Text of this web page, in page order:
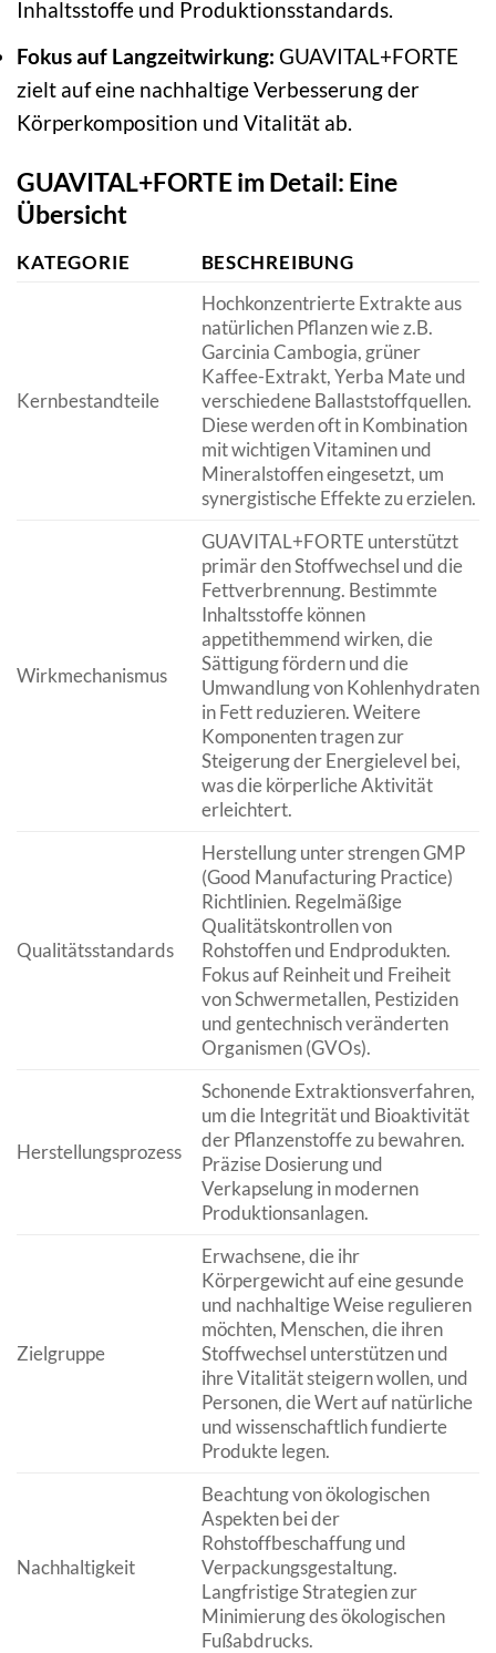
Inhaltsstoffe und Produktionsstandards.
Fokus auf Langzeitwirkung: GUAVITAL+FORTE
zielt auf eine nachhaltige Verbesserung der
Körperkomposition und Vitalität ab.
GUAVITAL+FORTE im Detail: Eine
Übersicht
KATEGORIE BESCHREIBUNG
Kernbestandteile
Hochkonzentrierte Extrakte aus
natürlichen Pflanzen wie z.B.
Garcinia Cambogia, grüner
Kaffee-Extrakt, Yerba Mate und
verschiedene Ballaststoffquellen.
Diese werden oft in Kombination
mit wichtigen Vitaminen und
Mineralstoffen eingesetzt, um
synergistische Effekte zu erzielen.
Wirkmechanismus
GUAVITAL+FORTE unterstützt
primär den Stoffwechsel und die
Fettverbrennung. Bestimmte
Inhaltsstoffe können
appetithemmend wirken, die
Sättigung fördern und die
Umwandlung von Kohlenhydraten
in Fett reduzieren. Weitere
Komponenten tragen zur
Steigerung der Energielevel bei,
was die körperliche Aktivität
erleichtert.
Qualitätsstandards
Herstellung unter strengen GMP
(Good Manufacturing Practice)
Richtlinien. Regelmäßige
Qualitätskontrollen von
Rohstoffen und Endprodukten.
Fokus auf Reinheit und Freiheit
von Schwermetallen, Pestiziden
und gentechnisch veränderten
Organismen (GVOs).
Herstellungsprozess
Schonende Extraktionsverfahren,
um die Integrität und Bioaktivität
der Pflanzenstoffe zu bewahren.
Präzise Dosierung und
Verkapselung in modernen
Produktionsanlagen.
Zielgruppe
Erwachsene, die ihr
Körpergewicht auf eine gesunde
und nachhaltige Weise regulieren
möchten, Menschen, die ihren
Stoffwechsel unterstützen und
ihre Vitalität steigern wollen, und
Personen, die Wert auf natürliche
und wissenschaftlich fundierte
Produkte legen.
Nachhaltigkeit
Beachtung von ökologischen
Aspekten bei der
Rohstoffbeschaffung und
Verpackungsgestaltung.
Langfristige Strategien zur
Minimierung des ökologischen
Fußabdrucks.